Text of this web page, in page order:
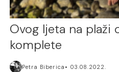
Ovog ljeta na plaži
komplete
Petra Biberica 03.08.2022.